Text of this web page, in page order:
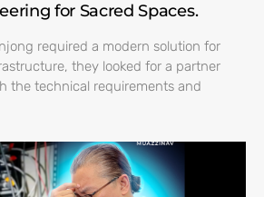
for Sacred Spaces.
required a modern solution for
they looked for a partner
the technical requirements and